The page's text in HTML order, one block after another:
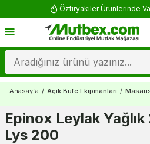
Öztiryakiler Ürünlerinde
Anasayfa / Açık Büfe Ekipmanları /
Epinox Leylak
Lys 200